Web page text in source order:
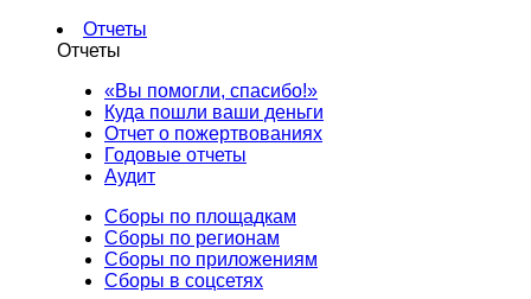
Отчеты
Отчеты
«Вы помогли, спасибо!»
Куда пошли ваши деньги
Отчет о пожертвованиях
Годовые отчеты
Аудит
Сборы по площадкам
Сборы по регионам
Сборы по приложениям
Сборы в соцсетях